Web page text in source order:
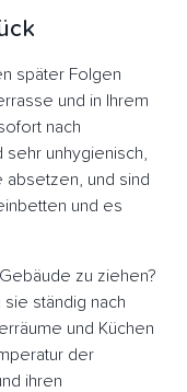
später Folgen
und in Ihrem
nach
sehr unhygienisch,
und sind
und es
zu ziehen?
ständig nach
und Küchen
der
ihren